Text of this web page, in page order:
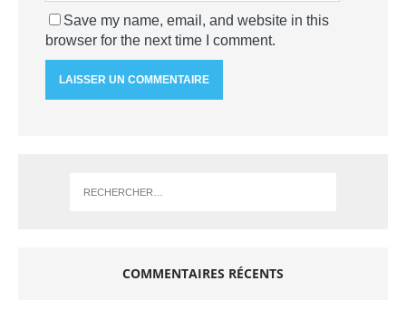
Save my name, email, and website in this
browser for the next time I comment.
COMMENTAIRES RÉCENTS